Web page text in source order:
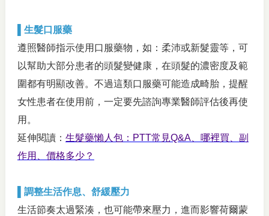
▌生髮口服藥
遵照醫師指示使用口服藥物，如：柔沛或新髮靈等，可
以幫助大部分患者的頭髮變健康，在頭髮的濃密度及範
圍都有明顯改善。不過這類口服藥可能造成畸胎，提醒
女性患者在使用前，一定要先諮詢專業醫師評估後再使
用。
延伸閱讀： 生髮藥懶人包：PTT常見Q&A、哪裡買、副
作用、價格多少？
▌調整生活作息、舒緩壓力
生活節奏太過緊湊，也可能帶來壓力，進而影響荷爾蒙